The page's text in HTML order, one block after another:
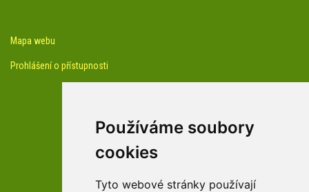
Používáme soubory
cookies
Tyto webové stránky používají
Mapa webu
Prohlášení o přístupnosti